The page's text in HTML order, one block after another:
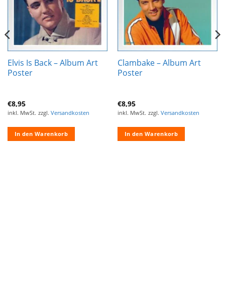
Elvis Is Back – Album Art
Poster
€8,95
inkl. MwSt. zzgl. Versandkosten
In den Warenkorb
Clambake – Album Art
Poster
€8,95
inkl. MwSt. zzgl. Versandkosten
In den Warenkorb